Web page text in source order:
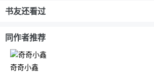
书友还看过
同作者推荐
奇奇小鑫